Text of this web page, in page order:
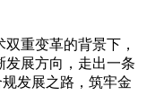
重变革的背景下，
发展方向，走出一条
规发展之路，筑牢金